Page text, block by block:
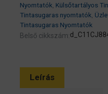
Nyomtatók Külsőtartályos
Tintasugaras nyomtatók
Tintasugaras Nyomtatók
Belső cikkszám:
Leírás